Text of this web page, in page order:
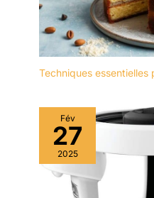
Techniques
Fév
27
2025